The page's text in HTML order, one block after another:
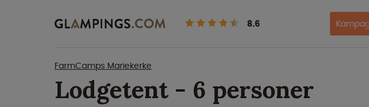
8.6
FarmCamps Mariekerke
Lodgetent - 6 personer